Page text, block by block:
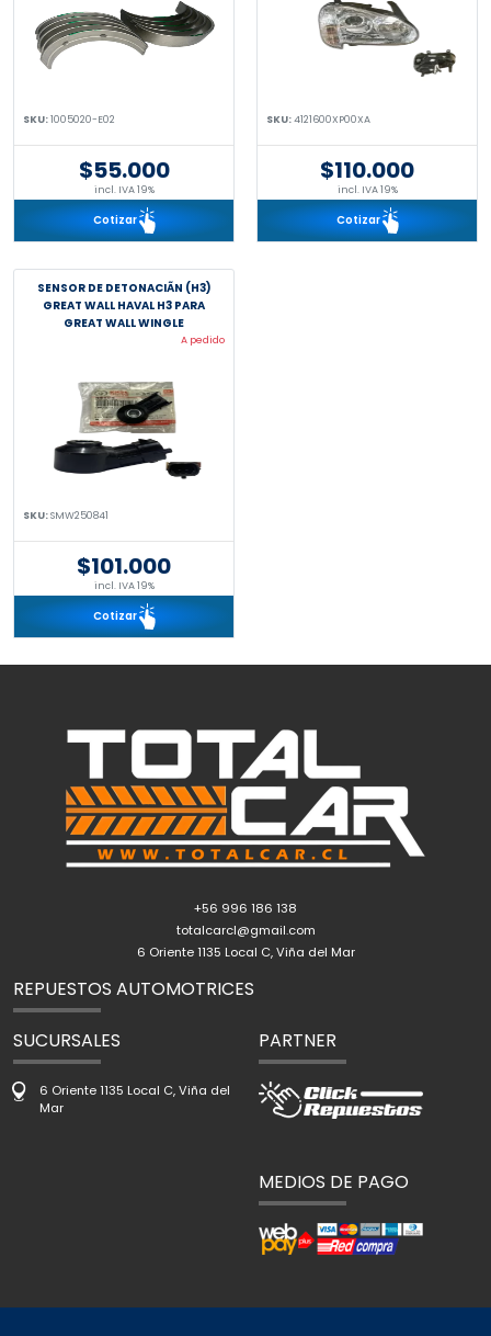
SKU:1005020-E02
$55.000
incl. IVA 19%
Cotizar
SKU:4121600XP00XA
$110.000
incl. IVA 19%
Cotizar
SENSOR DE DETONACIÃN (H3)
GREAT WALL HAVAL H3 PARA
GREAT WALL WINGLE
A pedido
SKU:SMW250841
$101.000
incl. IVA 19%
Cotizar
+56 996 186 138
totalcarcl@gmail.com
6 Oriente 1135 Local C, Viña del Mar
REPUESTOS AUTOMOTRICES
SUCURSALES
6 Oriente 1135 Local C, Viña del
Mar
PARTNER
MEDIOS DE PAGO